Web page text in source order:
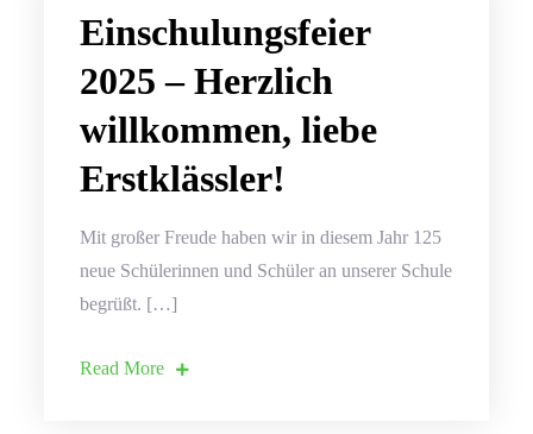
Einschulungsfeier
2025 – Herzlich
willkommen, liebe
Erstklässler!
Mit großer Freude haben wir in diesem Jahr 125
neue Schülerinnen und Schüler an unserer Schule
begrüßt. […]
Read More